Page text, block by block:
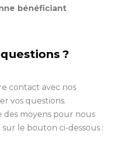
bénéficiant
?
contact avec nos
vos questions.
moyens pour nous
le bouton ci-dessous :